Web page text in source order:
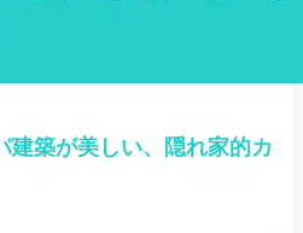
建築が美しい、隠れ家的カ